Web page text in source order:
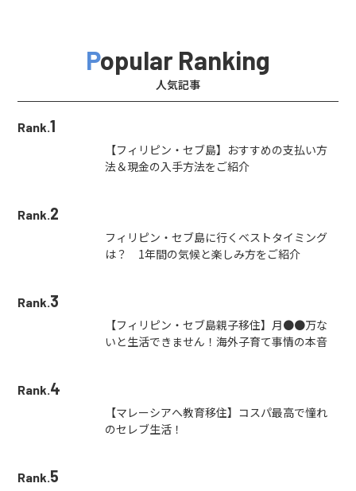
Popular Ranking
人気記事
Rank.1
【フィリピン・セブ島】おすすめの支払い方
法＆現金の入手方法をご紹介
Rank.2
フィリピン・セブ島に行くベストタイミング
は？ 1年間の気候と楽しみ方をご紹介
Rank.3
【フィリピン・セブ島親子移住】月●●万な
いと生活できません！海外子育て事情の本音
Rank.4
【マレーシアへ教育移住】コスパ最高で憧れ
のセレブ生活！
Rank.5